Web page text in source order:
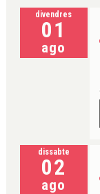
divendres
01
ago
dissabte
02
ago